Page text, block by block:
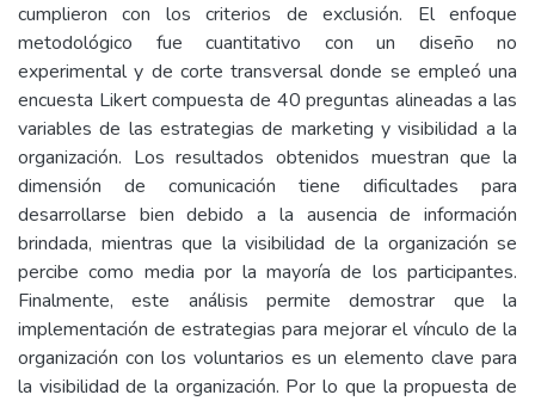
cumplieron con los criterios de exclusión. El enfoque
metodológico fue cuantitativo con un diseño no
experimental y de corte transversal donde se empleó una
encuesta Likert compuesta de 40 preguntas alineadas a las
variables de las estrategias de marketing y visibilidad a la
organización. Los resultados obtenidos muestran que la
dimensión de comunicación tiene dificultades para
desarrollarse bien debido a la ausencia de información
brindada, mientras que la visibilidad de la organización se
percibe como media por la mayoría de los participantes.
Finalmente, este análisis permite demostrar que la
implementación de estrategias para mejorar el vínculo de la
organización con los voluntarios es un elemento clave para
la visibilidad de la organización. Por lo que la propuesta de